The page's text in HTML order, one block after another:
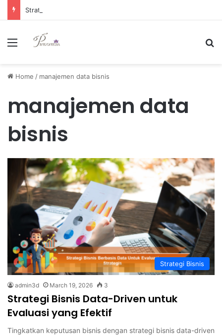
Menu
Home / manajemen data bisnis
manajemen data
bisnis
Strategi Bisnis
admin3d March 19, 2026 3
Strategi Bisnis Data-Driven untuk
Evaluasi yang Efektif
Tingkatkan keputusan bisnis dengan strategi bisnis data-driven